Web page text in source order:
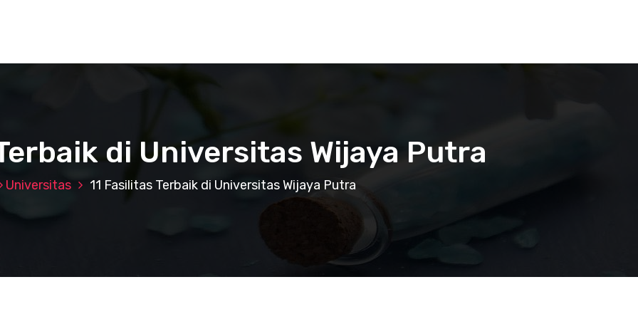
di Universitas Wijaya Putra
Universitas 11 Fasilitas Terbaik di Universitas Wijaya Putra